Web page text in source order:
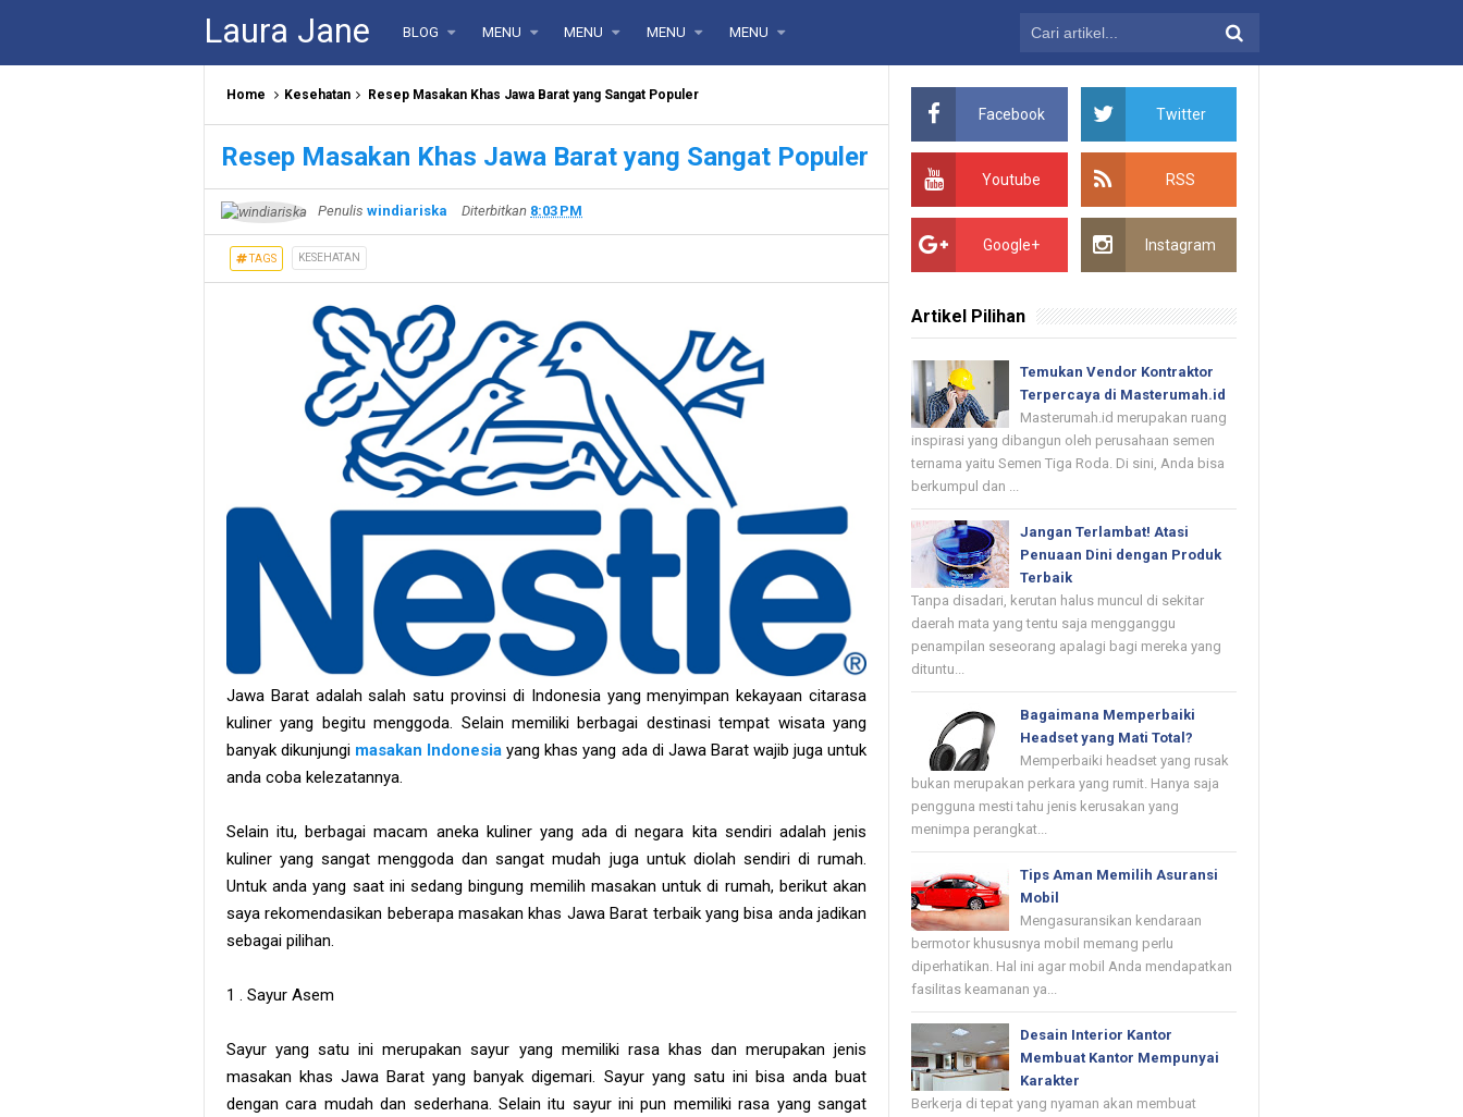
Laura Jane BLOG MENU MENU MENU MENU
Home Kesehatan Resep Masakan Khas Jawa Barat yang Sangat Populer
Resep Masakan Khas Jawa Barat yang Sangat Populer
Penulis windiariska Diterbitkan 8:03 PM
TAGS KESEHATAN
Jawa Barat adalah salah satu provinsi di Indonesia yang menyimpan kekayaan citarasa
kuliner yang begitu menggoda. Selain memiliki berbagai destinasi tempat wisata yang
banyak dikunjungi masakan Indonesia yang khas yang ada di Jawa Barat wajib juga untuk
anda coba kelezatannya.
Selain itu, berbagai macam aneka kuliner yang ada di negara kita sendiri adalah jenis
kuliner yang sangat menggoda dan sangat mudah juga untuk diolah sendiri di rumah.
Untuk anda yang saat ini sedang bingung memilih masakan untuk di rumah, berikut akan
saya rekomendasikan beberapa masakan khas Jawa Barat terbaik yang bisa anda jadikan
sebagai pilihan.
1 . Sayur Asem
Sayur yang satu ini merupakan sayur yang memiliki rasa khas dan merupakan jenis
masakan khas Jawa Barat yang banyak digemari. Sayur yang satu ini bisa anda buat
dengan cara mudah dan sederhana. Selain itu sayur ini pun memiliki rasa yang sangat
Facebook Twitter
Youtube RSS
Google+ Instagram
Artikel Pilihan
Temukan Vendor Kontraktor
Terpercaya di Masterumah.id
Masterumah.id merupakan ruang
inspirasi yang dibangun oleh perusahaan semen
ternama yaitu Semen Tiga Roda. Di sini, Anda bisa
berkumpul dan ...
Jangan Terlambat! Atasi
Penuaan Dini dengan Produk
Terbaik
Tanpa disadari, kerutan halus muncul di sekitar
daerah mata yang tentu saja mengganggu
penampilan seseorang apalagi bagi mereka yang
dituntu...
Bagaimana Memperbaiki
Headset yang Mati Total?
Memperbaiki headset yang rusak
bukan merupakan perkara yang rumit. Hanya saja
pengguna mesti tahu jenis kerusakan yang
menimpa perangkat...
Tips Aman Memilih Asuransi
Mobil
Mengasuransikan kendaraan
bermotor khususnya mobil memang perlu
diperhatikan. Hal ini agar mobil Anda mendapatkan
fasilitas keamanan ya...
Desain Interior Kantor
Membuat Kantor Mempunyai
Karakter
Berkerja di tepat yang nyaman akan membuat